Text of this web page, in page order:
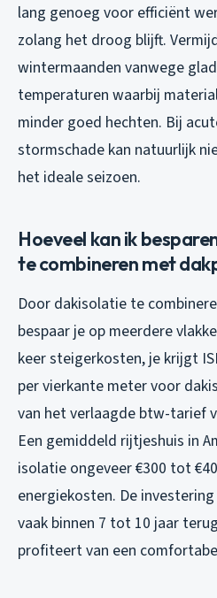
lang genoeg voor efficiënt
zolang het droog blijft.
wintermaanden vanwege
temperaturen waarbij
minder goed hechten. Bij
stormschade kan natuurlijk
het ideale seizoen.
Hoeveel kan ik
te combineren met
Door dakisolatie te
bespaar je op meerdere
keer steigerkosten, je krijgt
per vierkante meter voor
van het verlaagde btw-tarief
Een gemiddeld rijtjeshuis in
isolatie ongeveer €300 tot
energiekosten. De
vaak binnen 7 tot 10 jaar
profiteert van een